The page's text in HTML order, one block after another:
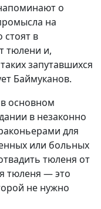
о
на
стоят в
тюлени и,
запутавшихся
Баймуканов.
основном
в незаконно
для
или больных
тюленя от
тюленя — это
не нужно